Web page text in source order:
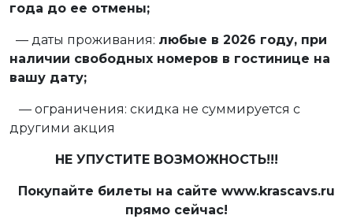
года до ее отмены;
— даты проживания: любые в 2026 году, при
наличии свободных номеров в гостинице на
вашу дату;
— ограничения: скидка не суммируется с
другими акция
НЕ УПУСТИТЕ ВОЗМОЖНОСТЬ!!!
Покупайте билеты на сайте www.krascavs.ru
прямо сейчас!